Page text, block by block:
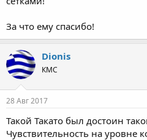
За что ему спасибо!
Dionis
КМС
28 Авг 2017
Такой Такато был достоин
Чувствительность на уровне